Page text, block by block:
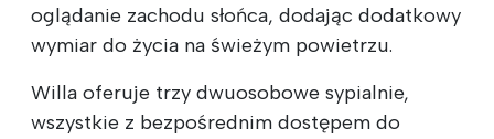
oglądanie zachodu słońca, dodając dodatkowy
wymiar do życia na świeżym powietrzu.
Willa oferuje trzy dwuosobowe sypialnie,
wszystkie z bezpośrednim dostępem do